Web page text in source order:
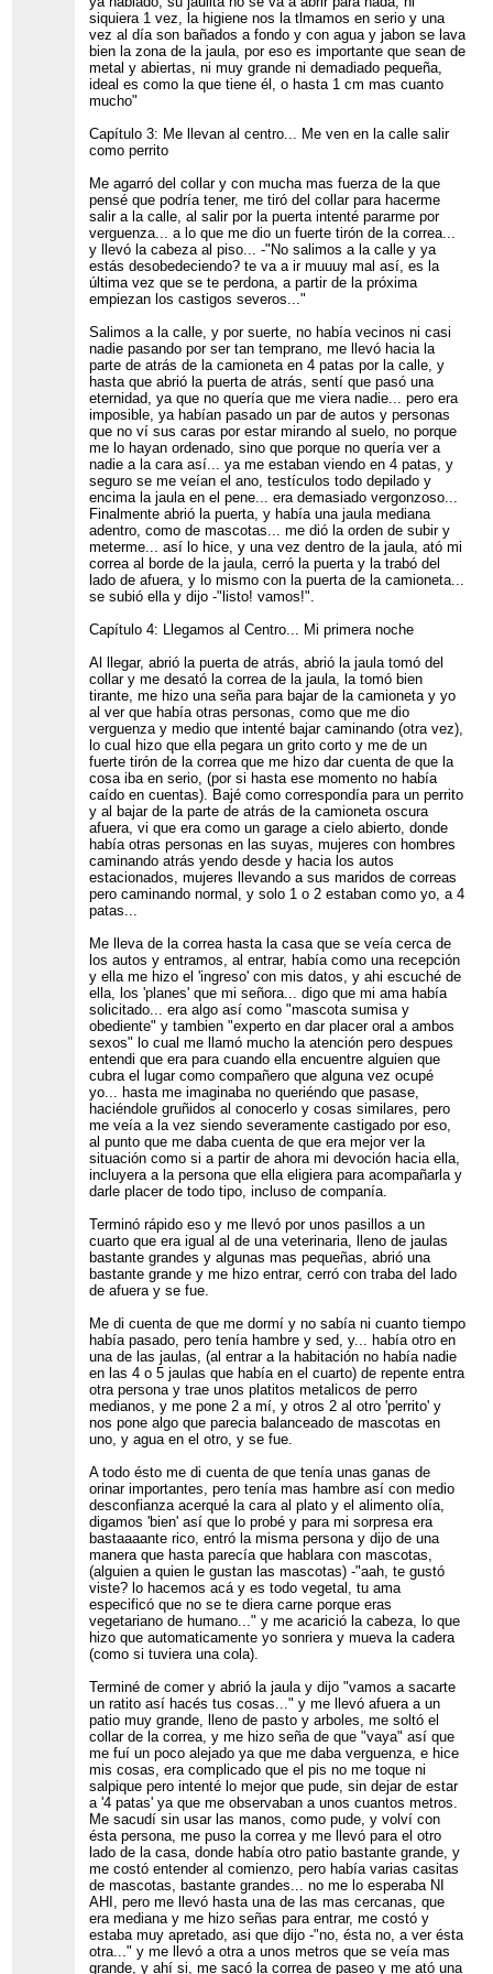
siquiera 1 vez, la higiene nos la tlmamos en serio y una
vez al día son bañados a fondo y con agua y jabon se lava
bien la zona de la jaula, por eso es importante que sean de
metal y abiertas, ni muy grande ni demadiado pequeña,
ideal es como la que tiene él, o hasta 1 cm mas cuanto
mucho"
Capítulo 3: Me llevan al centro... Me ven en la calle salir
como perrito
Me agarró del collar y con mucha mas fuerza de la que
pensé que podría tener, me tiró del collar para hacerme
salir a la calle, al salir por la puerta intenté pararme por
verguenza... a lo que me dio un fuerte tirón de la correa...
y llevó la cabeza al piso... -"No salimos a la calle y ya
estás desobedeciendo? te va a ir muuuy mal así, es la
última vez que se te perdona, a partir de la próxima
empiezan los castigos severos..."
Salimos a la calle, y por suerte, no había vecinos ni casi
nadie pasando por ser tan temprano, me llevó hacia la
parte de atrás de la camioneta en 4 patas por la calle, y
hasta que abrió la puerta de atrás, sentí que pasó una
eternidad, ya que no quería que me viera nadie... pero era
imposible, ya habían pasado un par de autos y personas
que no ví sus caras por estar mirando al suelo, no porque
me lo hayan ordenado, sino que porque no quería ver a
nadie a la cara así... ya me estaban viendo en 4 patas, y
seguro se me veían el ano, testículos todo depilado y
encima la jaula en el pene... era demasiado vergonzoso...
Finalmente abrió la puerta, y había una jaula mediana
adentro, como de mascotas... me dió la orden de subir y
meterme... así lo hice, y una vez dentro de la jaula, ató mi
correa al borde de la jaula, cerró la puerta y la trabó del
lado de afuera, y lo mismo con la puerta de la camioneta...
se subió ella y dijo -"listo! vamos!".
Capítulo 4: Llegamos al Centro... Mi primera noche
Al llegar, abrió la puerta de atrás, abrió la jaula tomó del
collar y me desató la correa de la jaula, la tomó bien
tirante, me hizo una seña para bajar de la camioneta y yo
al ver que había otras personas, como que me dio
verguenza y medio que intenté bajar caminando (otra vez),
lo cual hizo que ella pegara un grito corto y me de un
fuerte tirón de la correa que me hizo dar cuenta de que la
cosa iba en serio, (por si hasta ese momento no había
caído en cuentas). Bajé como correspondía para un perrito
y al bajar de la parte de atrás de la camioneta oscura
afuera, vi que era como un garage a cielo abierto, donde
había otras personas en las suyas, mujeres con hombres
caminando atrás yendo desde y hacia los autos
estacionados, mujeres llevando a sus maridos de correas
pero caminando normal, y solo 1 o 2 estaban como yo, a 4
patas...
Me lleva de la correa hasta la casa que se veía cerca de
los autos y entramos, al entrar, había como una recepción
y ella me hizo el 'ingreso' con mis datos, y ahi escuché de
ella, los 'planes' que mi señora... digo que mi ama había
solicitado... era algo así como "mascota sumisa y
obediente" y tambien "experto en dar placer oral a ambos
sexos" lo cual me llamó mucho la atención pero despues
entendi que era para cuando ella encuentre alguien que
cubra el lugar como compañero que alguna vez ocupé
yo... hasta me imaginaba no queriéndo que pasase,
haciéndole gruñidos al conocerlo y cosas similares, pero
me veía a la vez siendo severamente castigado por eso,
al punto que me daba cuenta de que era mejor ver la
situación como si a partir de ahora mi devoción hacia ella,
incluyera a la persona que ella eligiera para acompañarla y
darle placer de todo tipo, incluso de companía.
Terminó rápido eso y me llevó por unos pasillos a un
cuarto que era igual al de una veterinaria, lleno de jaulas
bastante grandes y algunas mas pequeñas, abrió una
bastante grande y me hizo entrar, cerró con traba del lado
de afuera y se fue.
Me di cuenta de que me dormí y no sabía ni cuanto tiempo
había pasado, pero tenía hambre y sed, y... había otro en
una de las jaulas, (al entrar a la habitación no había nadie
en las 4 o 5 jaulas que había en el cuarto) de repente entra
otra persona y trae unos platitos metalicos de perro
medianos, y me pone 2 a mí, y otros 2 al otro 'perrito' y
nos pone algo que parecia balanceado de mascotas en
uno, y agua en el otro, y se fue.
A todo ésto me di cuenta de que tenía unas ganas de
orinar importantes, pero tenía mas hambre así con medio
desconfianza acerqué la cara al plato y el alimento olía,
digamos 'bien' así que lo probé y para mi sorpresa era
bastaaaante rico, entró la misma persona y dijo de una
manera que hasta parecía que hablara con mascotas,
(alguien a quien le gustan las mascotas) -"aah, te gustó
viste? lo hacemos acá y es todo vegetal, tu ama
especificó que no se te diera carne porque eras
vegetariano de humano..." y me acarició la cabeza, lo que
hizo que automaticamente yo sonriera y mueva la cadera
(como si tuviera una cola).
Terminé de comer y abrió la jaula y dijo "vamos a sacarte
un ratito así hacés tus cosas..." y me llevó afuera a un
patio muy grande, lleno de pasto y arboles, me soltó el
collar de la correa, y me hizo seña de que "vaya" así que
me fuí un poco alejado ya que me daba verguenza, e hice
mis cosas, era complicado que el pis no me toque ni
salpique pero intenté lo mejor que pude, sin dejar de estar
a '4 patas' ya que me observaban a unos cuantos metros.
Me sacudí sin usar las manos, como pude, y volví con
ésta persona, me puso la correa y me llevó para el otro
lado de la casa, donde había otro patio bastante grande, y
me costó entender al comienzo, pero había varias casitas
de mascotas, bastante grandes... no me lo esperaba NI
AHI, pero me llevó hasta una de las mas cercanas, que
era mediana y me hizo señas para entrar, me costó y
estaba muy apretado, asi que dijo -"no, ésta no, a ver ésta
otra..." y me llevó a otra a unos metros que se veía mas
grande, y ahí si, me sacó la correa de paseo y me ató una